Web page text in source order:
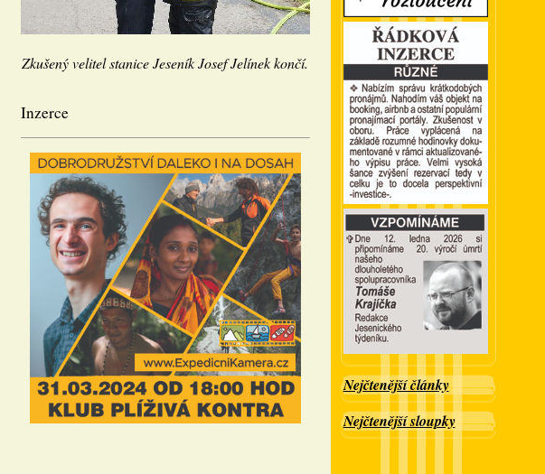
Zkušený velitel stanice Jeseník Josef Jelínek končí.
Inzerce
Nejčtenější články
Nejčtenější sloupky